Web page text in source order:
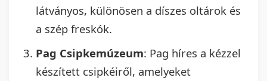
látványos, különösen a díszes oltárok és
a szép freskók.
Pag Csipkemúzeum: Pag híres a kézzel
készített csipkéiről, amelyeket